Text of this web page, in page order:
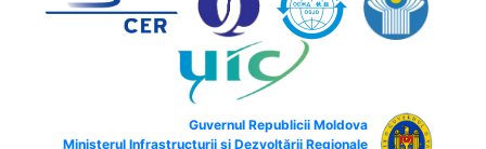
Guvernul Republicii Moldova
Ministerul Infrastructurii și Dezvoltării Regionale